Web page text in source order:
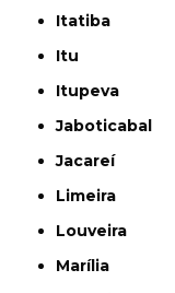
Itatiba
Itu
Itupeva
Jaboticabal
Jacareí
Limeira
Louveira
Marília